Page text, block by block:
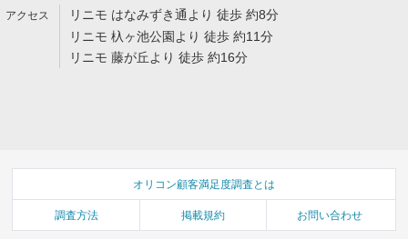
リニモ はなみずき通より 徒歩 約8分
リニモ 杁ヶ池公園より 徒歩 約11分
リニモ 藤が丘より 徒歩 約16分
オリコン顧客満足度調査とは
調査方法 掲載規約 お問い合わせ